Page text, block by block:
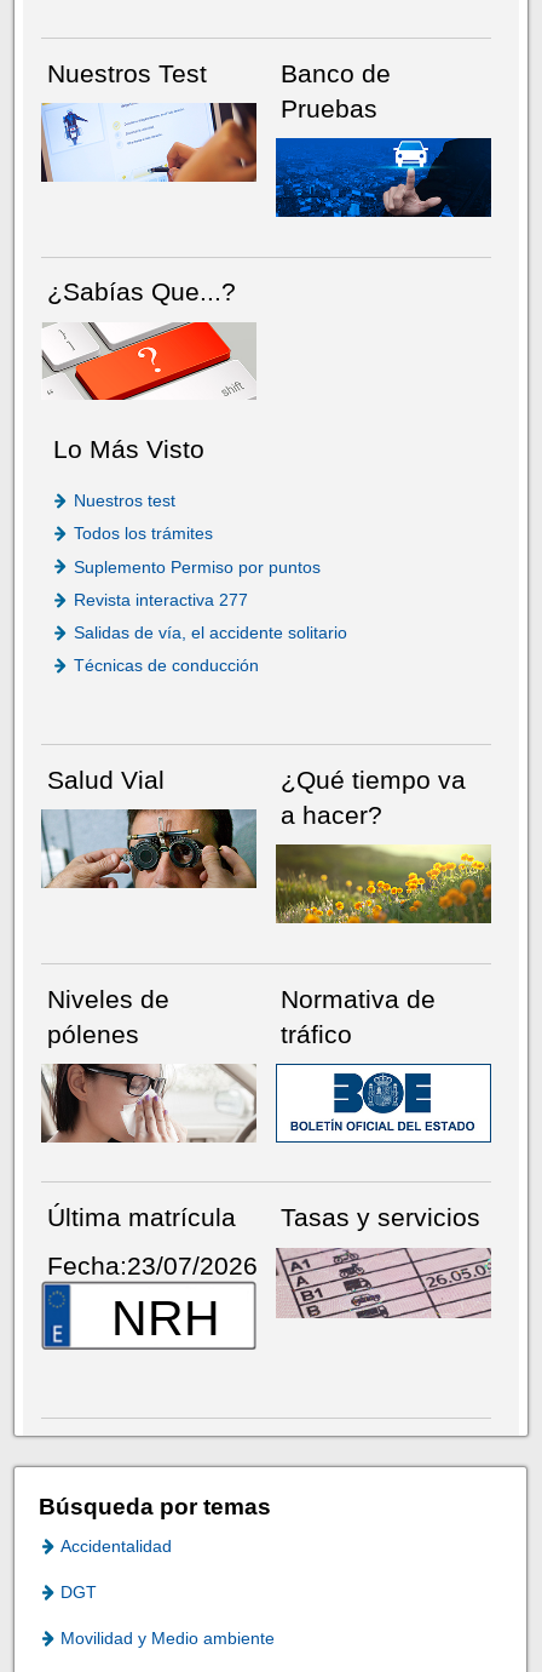
Nuestros Test
Banco de
Pruebas
¿Sabías Que...?
Lo Más Visto
Nuestros test
Todos los trámites
Suplemento Permiso por puntos
Revista interactiva 277
Salidas de vía, el accidente solitario
Técnicas de conducción
Salud Vial
¿Qué tiempo va
a hacer?
Niveles de
pólenes
Normativa de
tráfico
Última matrícula
Fecha:23/07/2026
NRH
Tasas y servicios
Búsqueda por temas
Accidentalidad
DGT
Movilidad y Medio ambiente